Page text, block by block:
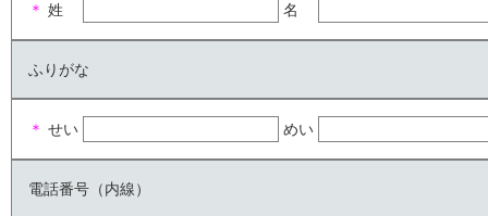
＊ 姓 名
ふりがな
＊ せい めい
電話番号（内線）